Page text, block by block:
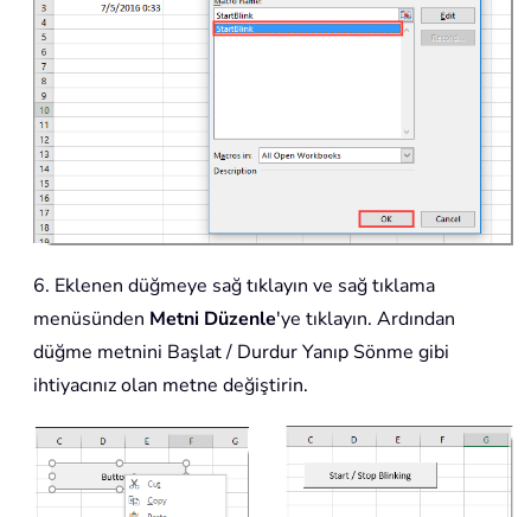
6. Eklenen düğmeye sağ tıklayın ve sağ tıklama
menüsünden Metni Düzenle'ye tıklayın. Ardından
düğme metnini Başlat / Durdur Yanıp Sönme gibi
ihtiyacınız olan metne değiştirin.